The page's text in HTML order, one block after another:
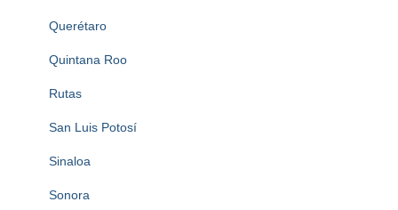
Querétaro
Quintana Roo
Rutas
San Luis Potosí
Sinaloa
Sonora